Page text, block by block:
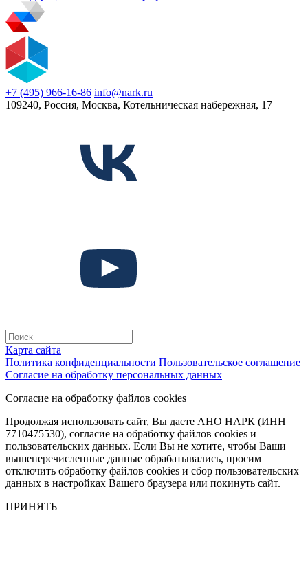
+7 (495) 966-16-86 info@nark.ru
109240, Россия, Москва, Котельническая набережная, 17
Карта сайта
Политика конфиденциальности Пользовательское соглашение
Согласие на обработку персональных данных
Согласие на обработку файлов cookies
Продолжая использовать сайт, Вы даете АНО НАРК (ИНН
7710475530), согласие на обработку файлов cookies и
пользовательских данных. Если Вы не хотите, чтобы Ваши
вышеперечисленные данные обрабатывались, просим
отключить обработку файлов cookies и сбор пользовательских
данных в настройках Вашего браузера или покинуть сайт.
ПРИНЯТЬ